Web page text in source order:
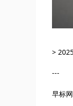
>
---
早标